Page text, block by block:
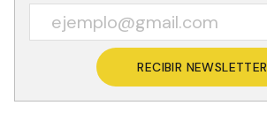
RECIBIR NEWSLETTER